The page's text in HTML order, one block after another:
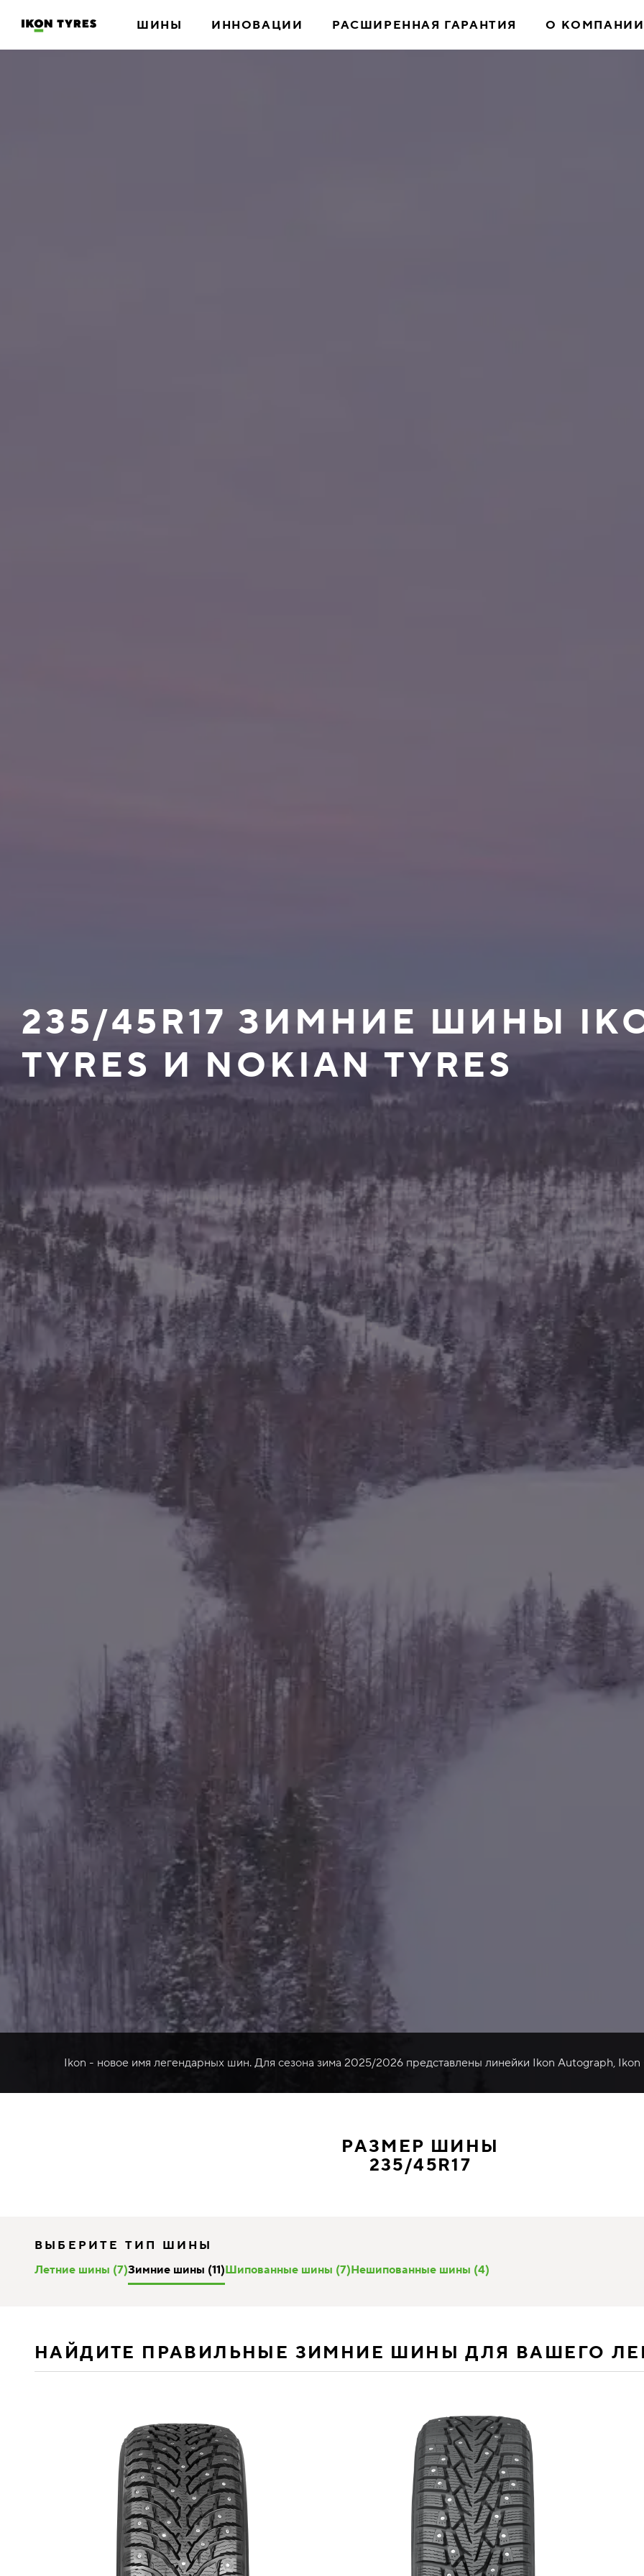
ШИНЫ ИННОВАЦИИ РАСШИРЕННАЯ ГАРАНТИЯ О КОМПАНИИ
235/45R17 ЗИМНИЕ ШИНЫ
TYRES И NOKIAN TYRES
Ikon - новое имя легендарных шин. Для сезона зима 2025/2026 представлены линейки Ikon Autograph,
РАЗМЕР ШИНЫ
235/45R17
ВЫБЕРИТЕ ТИП ШИНЫ
Летние шины (7)Зимние шины (11)Шипованные шины (7)Нешипованные шины (4)
НАЙДИТЕ ПРАВИЛЬНЫЕ ЗИМНИЕ ШИНЫ ДЛЯ ВАШЕГО